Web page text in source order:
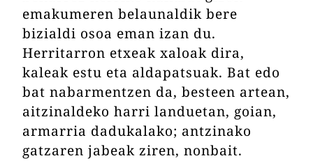
emakumeren belaunaldik bere
bizialdi osoa eman izan du.
Herritarron etxeak xaloak dira,
kaleak estu eta aldapatsuak. Bat edo
bat nabarmentzen da, besteen artean,
aitzinaldeko harri landuetan, goian,
armarria dadukalako; antzinako
gatzaren jabeak ziren, nonbait.